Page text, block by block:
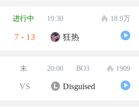
进行中 19:30 18.9万
7 - 13 狂热
未 20:00 BO3 1909
VS Disguised